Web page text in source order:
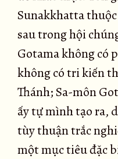
Sunakkhatta
sau trong hội
Gotama không có
không có tri kiến
Thánh; Sa-môn
ấy tự mình tạo ra,
tùy thuận trắc
một mục tiêu đặc